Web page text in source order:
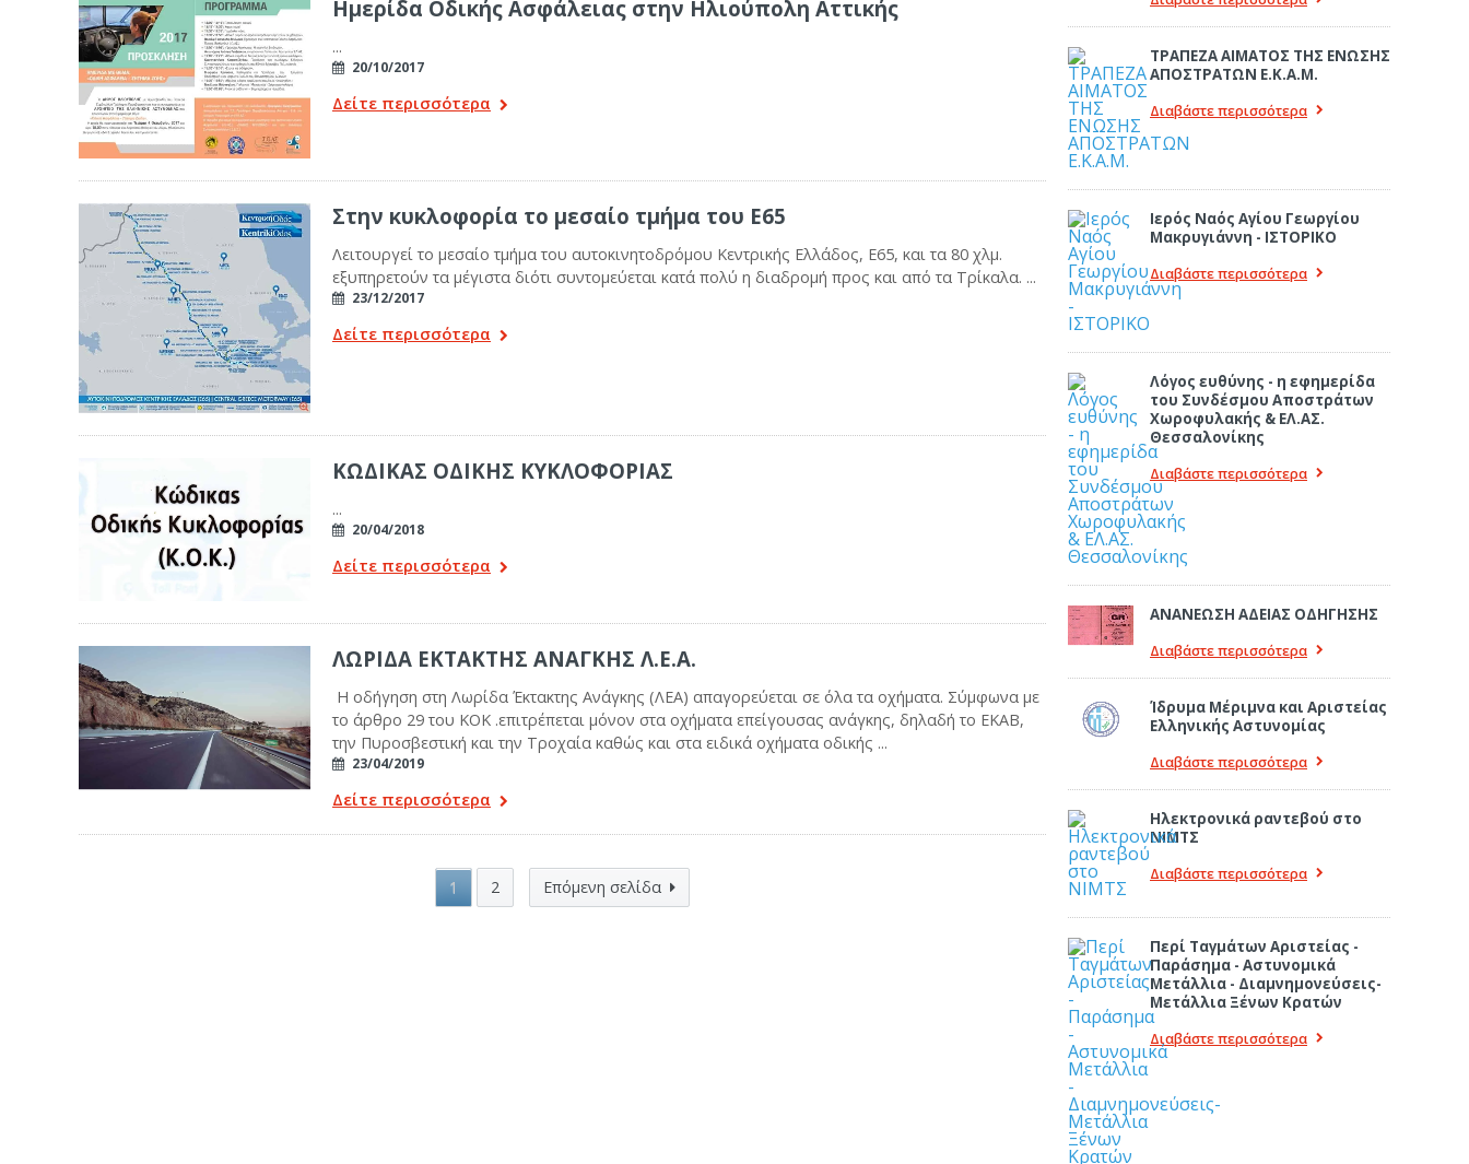
Ημερίδα Οδικής Ασφάλειας στην Ηλιούπολη Αττικής
...
20/10/2017
Δείτε περισσότερα
Στην κυκλοφορία το μεσαίο τμήμα του Ε65
Λειτουργεί το μεσαίο τμήμα του αυτοκινητοδρόμου Κεντρικής Ελλάδος, Ε65, και τα 80 χλμ.
εξυπηρετούν τα μέγιστα διότι συντομεύεται κατά πολύ η διαδρομή προς και από τα Τρίκαλα. ...
23/12/2017
Δείτε περισσότερα
ΚΩΔΙΚΑΣ ΟΔΙΚΗΣ ΚΥΚΛΟΦΟΡΙΑΣ
...
20/04/2018
Δείτε περισσότερα
ΛΩΡΙΔΑ ΕΚΤΑΚΤΗΣ ΑΝΑΓΚΗΣ Λ.Ε.Α.
Η οδήγηση στη Λωρίδα Έκτακτης Ανάγκης (ΛΕΑ) απαγορεύεται σε όλα τα οχήματα. Σύμφωνα με
το άρθρο 29 του ΚΟΚ .επιτρέπεται μόνον στα οχήματα επείγουσας ανάγκης, δηλαδή το ΕΚΑΒ,
την Πυροσβεστική και την Τροχαία καθώς και στα ειδικά οχήματα οδικής ...
23/04/2019
Δείτε περισσότερα
1 2 Επόμενη σελίδα
ΤΡΑΠΕΖΑ ΑΙΜΑΤΟΣ ΤΗΣ ΕΝΩΣΗΣ
ΑΠΟΣΤΡΑΤΩΝ Ε.Κ.Α.Μ.
Διαβάστε περισσότερα
Ιερός Ναός Αγίου Γεωργίου
Μακρυγιάννη - ΙΣΤΟΡΙΚΟ
Διαβάστε περισσότερα
Λόγος ευθύνης - η εφημερίδα
του Συνδέσμου Αποστράτων
Χωροφυλακής & ΕΛ.ΑΣ.
Θεσσαλονίκης
Διαβάστε περισσότερα
ΑΝΑΝΕΩΣΗ ΑΔΕΙΑΣ ΟΔΗΓΗΣΗΣ
Διαβάστε περισσότερα
Ίδρυμα Μέριμνα και Αριστείας
Ελληνικής Αστυνομίας
Διαβάστε περισσότερα
Ηλεκτρονικά ραντεβού στο
ΝΙΜΤΣ
Διαβάστε περισσότερα
Περί Ταγμάτων Αριστείας -
Παράσημα - Αστυνομικά
Μετάλλια - Διαμνημονεύσεις-
Μετάλλια Ξένων Κρατών
Διαβάστε περισσότερα